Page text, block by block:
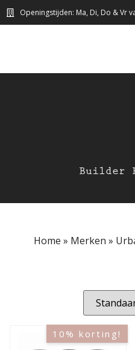
Openingstijden: Ma, Di, Do & Vr
Builder
Home » Merken »
10% korting!